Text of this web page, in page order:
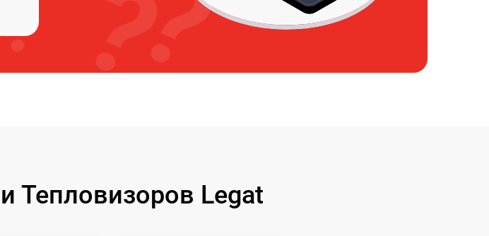
Тепловизоров Legat